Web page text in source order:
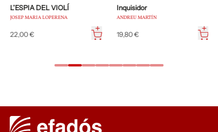
L’ESPIA DEL VIOLÍ
JOSEP MARIA LOPERENA
22,00 €
Inquisidor
ANDREU MARTÍN
19,80 €